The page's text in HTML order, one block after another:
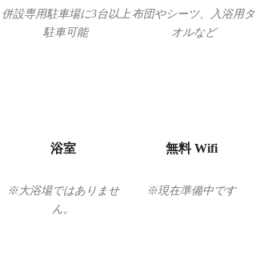
併設専用駐車場に3台以上
駐車可能
布団やシーツ、入浴用タ
オルなど
浴室
​※大浴場ではありませ
ん。
無料 Wifi
​※現在準備中です